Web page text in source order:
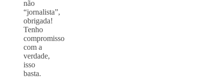
não
“jornalista”,
obrigada!
Tenho
compromisso
com a
verdade,
isso
basta.